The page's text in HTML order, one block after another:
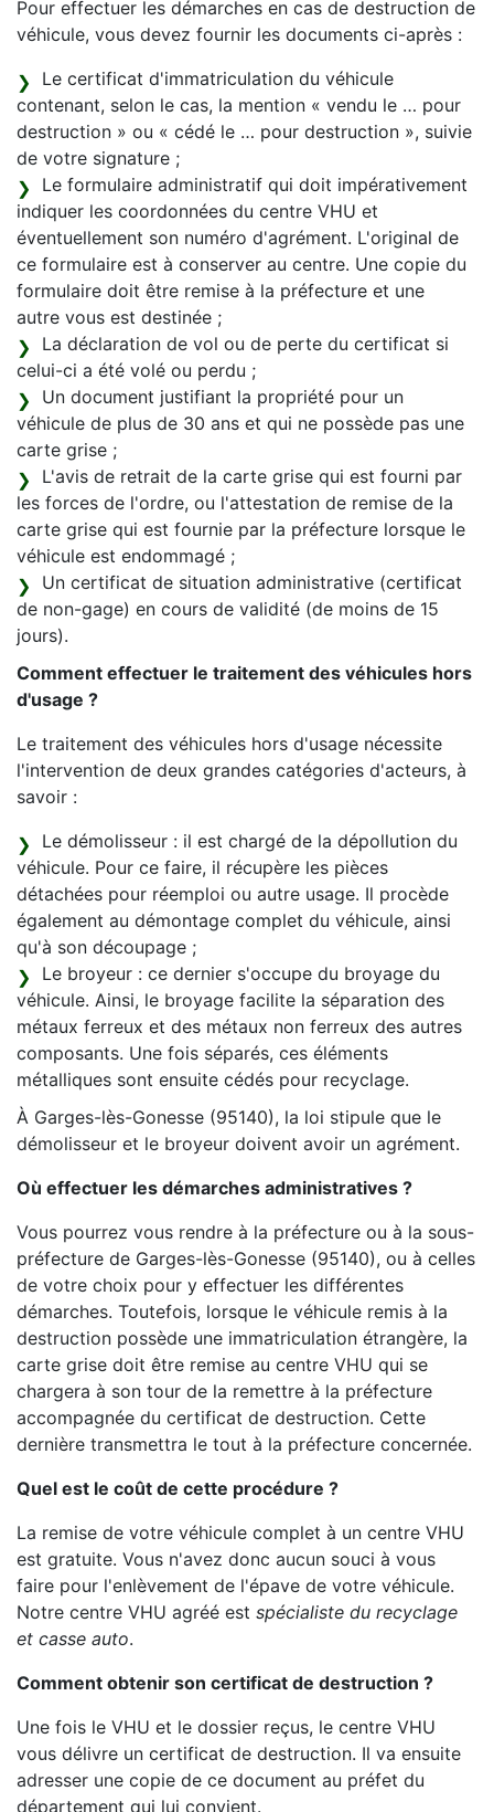
Pour effectuer les démarches en cas de destruction de
véhicule, vous devez fournir les documents ci-après :
Le certificat d'immatriculation du véhicule
contenant, selon le cas, la mention « vendu le … pour
destruction » ou « cédé le … pour destruction », suivie
de votre signature ;
Le formulaire administratif qui doit impérativement
indiquer les coordonnées du centre VHU et
éventuellement son numéro d'agrément. L'original de
ce formulaire est à conserver au centre. Une copie du
formulaire doit être remise à la préfecture et une
autre vous est destinée ;
La déclaration de vol ou de perte du certificat si
celui-ci a été volé ou perdu ;
Un document justifiant la propriété pour un
véhicule de plus de 30 ans et qui ne possède pas une
carte grise ;
L'avis de retrait de la carte grise qui est fourni par
les forces de l'ordre, ou l'attestation de remise de la
carte grise qui est fournie par la préfecture lorsque le
véhicule est endommagé ;
Un certificat de situation administrative (certificat
de non-gage) en cours de validité (de moins de 15
jours).
Comment effectuer le traitement des véhicules hors
d'usage ?
Le traitement des véhicules hors d'usage nécessite
l'intervention de deux grandes catégories d'acteurs, à
savoir :
Le démolisseur : il est chargé de la dépollution du
véhicule. Pour ce faire, il récupère les pièces
détachées pour réemploi ou autre usage. Il procède
également au démontage complet du véhicule, ainsi
qu'à son découpage ;
Le broyeur : ce dernier s'occupe du broyage du
véhicule. Ainsi, le broyage facilite la séparation des
métaux ferreux et des métaux non ferreux des autres
composants. Une fois séparés, ces éléments
métalliques sont ensuite cédés pour recyclage.
À Garges-lès-Gonesse (95140), la loi stipule que le
démolisseur et le broyeur doivent avoir un agrément.
Où effectuer les démarches administratives ?
Vous pourrez vous rendre à la préfecture ou à la sous-
préfecture de Garges-lès-Gonesse (95140), ou à celles
de votre choix pour y effectuer les différentes
démarches. Toutefois, lorsque le véhicule remis à la
destruction possède une immatriculation étrangère, la
carte grise doit être remise au centre VHU qui se
chargera à son tour de la remettre à la préfecture
accompagnée du certificat de destruction. Cette
dernière transmettra le tout à la préfecture concernée.
Quel est le coût de cette procédure ?
La remise de votre véhicule complet à un centre VHU
est gratuite. Vous n'avez donc aucun souci à vous
faire pour l'enlèvement de l'épave de votre véhicule.
Notre centre VHU agréé est spécialiste du recyclage
et casse auto.
Comment obtenir son certificat de destruction ?
Une fois le VHU et le dossier reçus, le centre VHU
vous délivre un certificat de destruction. Il va ensuite
adresser une copie de ce document au préfet du
département qui lui convient.